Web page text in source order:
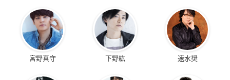
宮野真守 下野紘 速水奨